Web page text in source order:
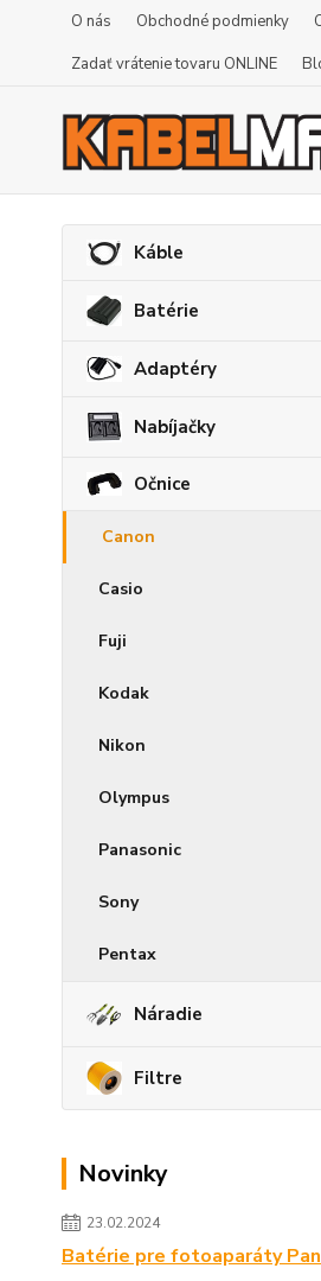
O nás Obchodné podmienky
Zadať vrátenie tovaru ONLINE
Káble
Batérie
Adaptéry
Nabíjačky
Očnice
Canon
Casio
Fuji
Kodak
Nikon
Olympus
Panasonic
Sony
Pentax
Náradie
Filtre
Novinky
23.02.2024
Batérie pre fotoaparáty